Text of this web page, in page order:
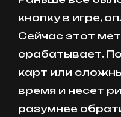
кнопку в игре,
Сейчас этот
срабатывает.
карт или
время и несет
разумнее